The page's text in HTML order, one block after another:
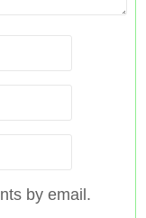
by email.